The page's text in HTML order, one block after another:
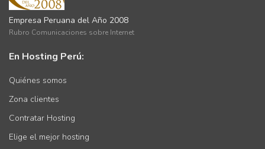
Empresa Peruana del Año 2008
Rubro Comunicaciones sobre Internet
En Hosting Perú:
Quiénes somos
Zona clientes
Contratar Hosting
Elige el mejor hosting